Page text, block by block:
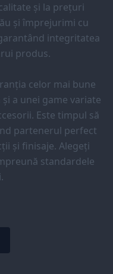
și la prețuri
și împrejurimi cu
integritatea
produs.
celor mai bune
a unei game variate
Este timpul să
partenerul perfect
și finisaje. Alegeți
standardele